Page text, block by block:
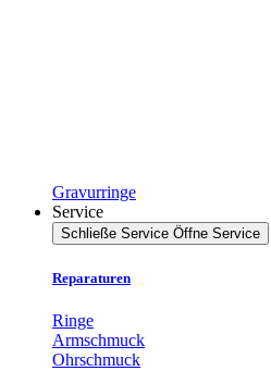
Gravurringe
Service
Schließe Service Öffne Service
Reparaturen
Ringe
Armschmuck
Ohrschmuck